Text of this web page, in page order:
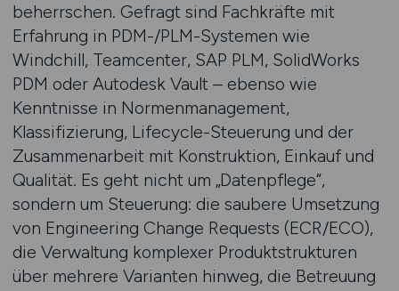
beherrschen. Gefragt sind Fachkräfte mit
Erfahrung in PDM-/PLM-Systemen wie
Windchill, Teamcenter, SAP PLM, SolidWorks
PDM oder Autodesk Vault – ebenso wie
Kenntnisse in Normenmanagement,
Klassifizierung, Lifecycle-Steuerung und der
Zusammenarbeit mit Konstruktion, Einkauf und
Qualität. Es geht nicht um „Datenpflege“,
sondern um Steuerung: die saubere Umsetzung
von Engineering Change Requests (ECR/ECO),
die Verwaltung komplexer Produktstrukturen
über mehrere Varianten hinweg, die Betreuung